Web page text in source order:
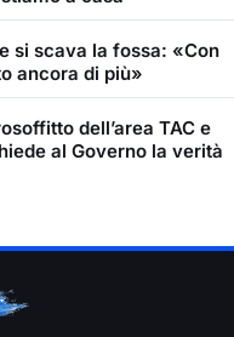
si scava la fossa: «Con
ancora di più»
dell’area TAC e
al Governo la verità